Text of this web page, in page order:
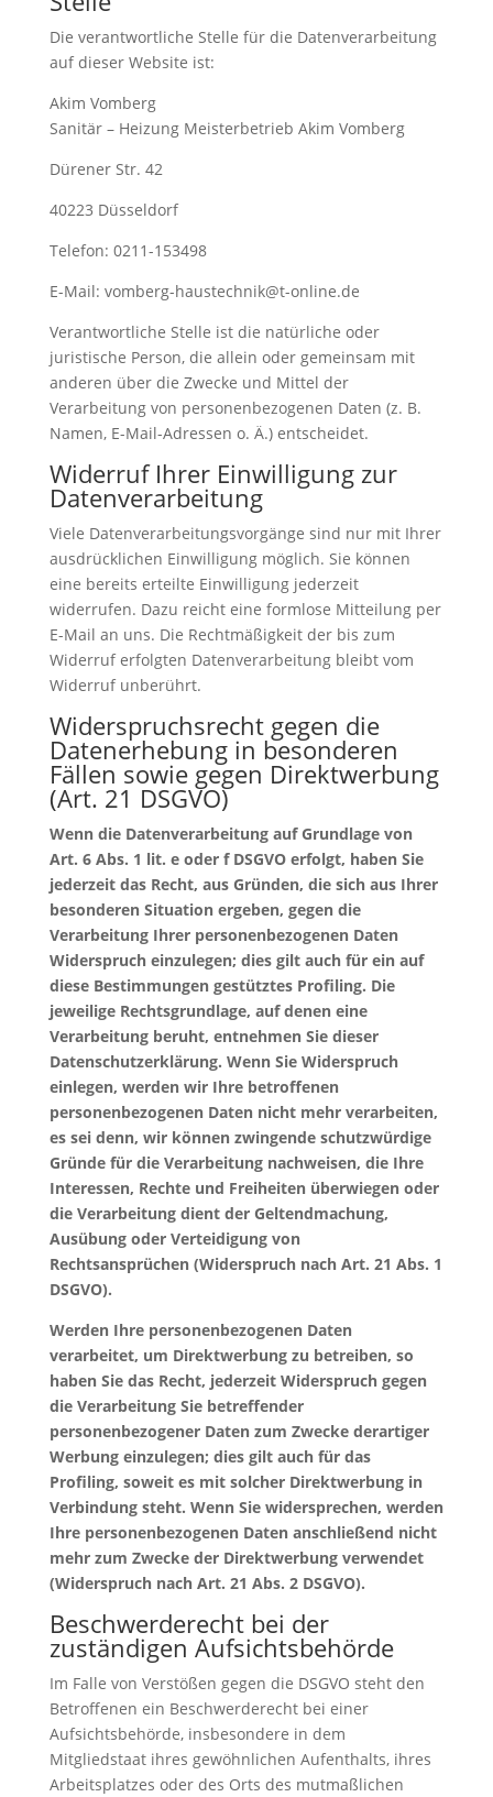
Die verantwortliche Stelle für die Datenverarbeitung
auf dieser Website ist:
Akim Vomberg
Sanitär – Heizung Meisterbetrieb Akim Vomberg
Dürener Str. 42
40223 Düsseldorf
Telefon: 0211-153498
E-Mail: vomberg-haustechnik@t-online.de
Verantwortliche Stelle ist die natürliche oder
juristische Person, die allein oder gemeinsam mit
anderen über die Zwecke und Mittel der
Verarbeitung von personenbezogenen Daten (z. B.
Namen, E-Mail-Adressen o. Ä.) entscheidet.
Widerruf Ihrer Einwilligung zur
Datenverarbeitung
Viele Datenverarbeitungsvorgänge sind nur mit Ihrer
ausdrücklichen Einwilligung möglich. Sie können
eine bereits erteilte Einwilligung jederzeit
widerrufen. Dazu reicht eine formlose Mitteilung per
E-Mail an uns. Die Rechtmäßigkeit der bis zum
Widerruf erfolgten Datenverarbeitung bleibt vom
Widerruf unberührt.
Widerspruchsrecht gegen die
Datenerhebung in besonderen
Fällen sowie gegen Direktwerbung
(Art. 21 DSGVO)
Wenn die Datenverarbeitung auf Grundlage von
Art. 6 Abs. 1 lit. e oder f DSGVO erfolgt, haben Sie
jederzeit das Recht, aus Gründen, die sich aus Ihrer
besonderen Situation ergeben, gegen die
Verarbeitung Ihrer personenbezogenen Daten
Widerspruch einzulegen; dies gilt auch für ein auf
diese Bestimmungen gestütztes Profiling. Die
jeweilige Rechtsgrundlage, auf denen eine
Verarbeitung beruht, entnehmen Sie dieser
Datenschutzerklärung. Wenn Sie Widerspruch
einlegen, werden wir Ihre betroffenen
personenbezogenen Daten nicht mehr verarbeiten,
es sei denn, wir können zwingende schutzwürdige
Gründe für die Verarbeitung nachweisen, die Ihre
Interessen, Rechte und Freiheiten überwiegen oder
die Verarbeitung dient der Geltendmachung,
Ausübung oder Verteidigung von
Rechtsansprüchen (Widerspruch nach Art. 21 Abs. 1
DSGVO).
Werden Ihre personenbezogenen Daten
verarbeitet, um Direktwerbung zu betreiben, so
haben Sie das Recht, jederzeit Widerspruch gegen
die Verarbeitung Sie betreffender
personenbezogener Daten zum Zwecke derartiger
Werbung einzulegen; dies gilt auch für das
Profiling, soweit es mit solcher Direktwerbung in
Verbindung steht. Wenn Sie widersprechen, werden
Ihre personenbezogenen Daten anschließend nicht
mehr zum Zwecke der Direktwerbung verwendet
(Widerspruch nach Art. 21 Abs. 2 DSGVO).
Beschwerderecht bei der
zuständigen Aufsichtsbehörde
Im Falle von Verstößen gegen die DSGVO steht den
Betroffenen ein Beschwerderecht bei einer
Aufsichtsbehörde, insbesondere in dem
Mitgliedstaat ihres gewöhnlichen Aufenthalts, ihres
Arbeitsplatzes oder des Orts des mutmaßlichen